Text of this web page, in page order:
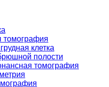
томография
клетка
полости
томография